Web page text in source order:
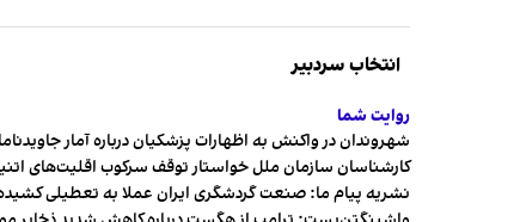
انتخاب سردبیر
روایت شما
شهروندان در واکنش به اظهارات پزشکیان درباره آمار
کارشناسان سازمان ملل خواستار توقف سرکوب اقلیت‌های
نشریه پیام ما: صنعت گردشگری ایران عملا به تعطیلی